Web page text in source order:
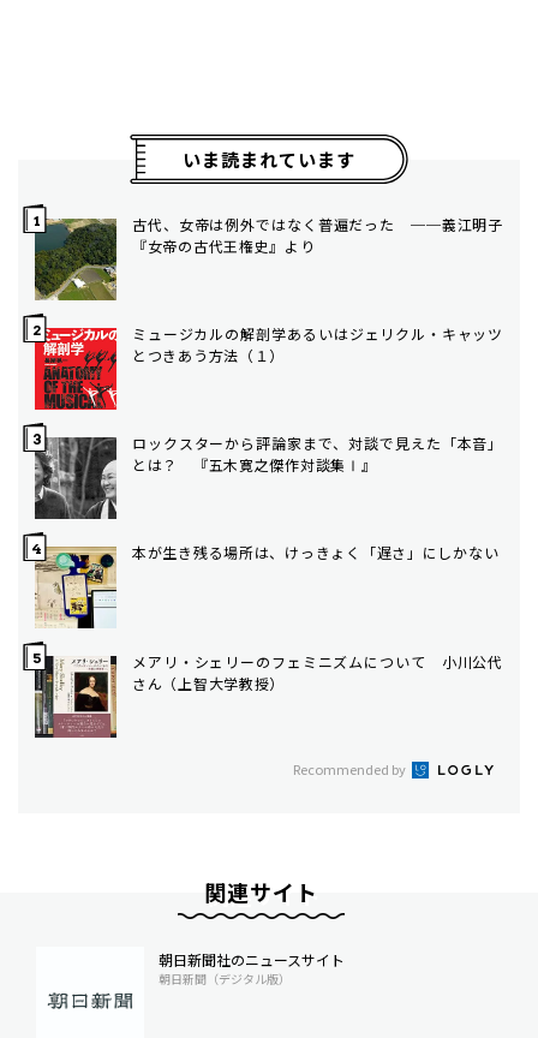
いま読まれています
古代、女帝は例外ではなく普遍だった ──義江明子
『女帝の古代王権史』より
ミュージカルの解剖学――あるいはジェリクル・キャッツ
とつきあう方法（１）
ロックスターから評論家まで、対談で見えた「本音」
とは？ 『五木寛之傑作対談集Ⅰ』
本が生き残る場所は、けっきょく「遅さ」にしかない
メアリ・シェリーのフェミニズムについて 小川公代
さん（上智大学教授）
Recommended by
関連サイト
朝日新聞社のニュースサイト
朝日新聞（デジタル版）